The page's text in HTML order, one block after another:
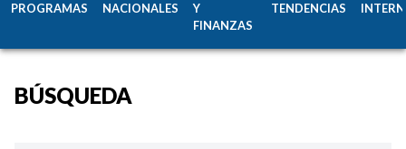
PROGRAMAS NACIONALES
Y
FINANZAS
TENDENCIAS
BÚSQUEDA